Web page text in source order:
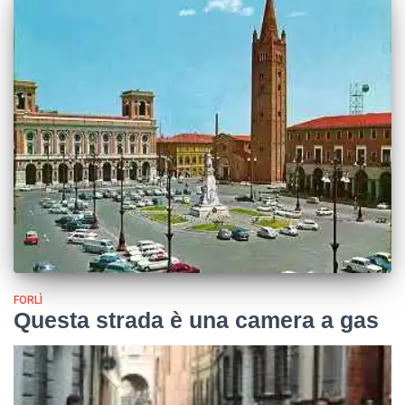
FORLÌ
Questa strada è una camera a gas